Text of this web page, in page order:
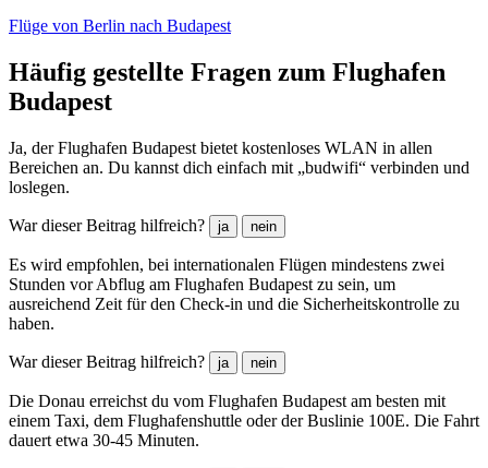
Flüge von Berlin nach Budapest
Häufig gestellte Fragen zum Flughafen
Budapest
Ja, der Flughafen Budapest bietet kostenloses WLAN in allen
Bereichen an. Du kannst dich einfach mit „budwifi“ verbinden und
loslegen.
War dieser Beitrag hilfreich? ja nein
Es wird empfohlen, bei internationalen Flügen mindestens zwei
Stunden vor Abflug am Flughafen Budapest zu sein, um
ausreichend Zeit für den Check-in und die Sicherheitskontrolle zu
haben.
War dieser Beitrag hilfreich? ja nein
Die Donau erreichst du vom Flughafen Budapest am besten mit
einem Taxi, dem Flughafenshuttle oder der Buslinie 100E. Die Fahrt
dauert etwa 30-45 Minuten.